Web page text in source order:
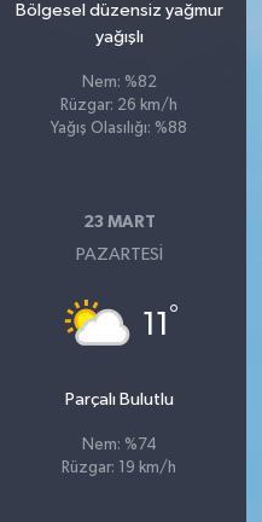
Bölgesel düzensiz yağmur
yağışlı
Nem: %82
Rüzgar: 26 km/h
Yağış Olasılığı: %88
23 MART
PAZARTESI
11 °
Parçalı Bulutlu
Nem: %74
Rüzgar: 19 km/h